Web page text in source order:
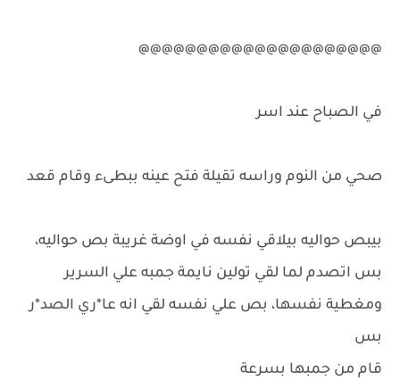
@@@@@@@@@@@@@@@@@@@@@
في الصباح عند اسر
صحي من النوم وراسه تقيلة فتح عينه ببطىء وقام قعد
بيبص حواليه بيلاقي نفسه في اوضة غريبة بص حواليه،
بس اتصدم لما لقي تولين نايمة جمبه علي السرير
ومغطية نفسها، بص علي نفسه لقي انه عا*ري الصد*ر
بس
قام من جمبها بسرعة